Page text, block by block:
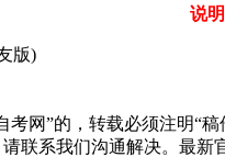
说明
网”的，转载必须注明“
联系我们沟通解决。最新